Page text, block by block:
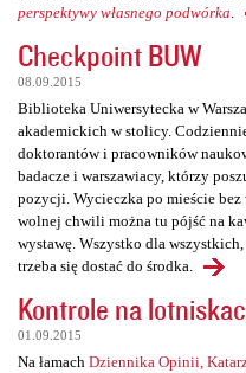
perspektywy własnego podwórka
Checkpoint BUW
08.09.2015
Biblioteka Uniwersytecka w
akademickich w stolicy.
doktorantów i pracowników
badacze i warszawiacy, którzy
pozycji. Wycieczka po mieście
wolnej chwili można tu pójść na
wystawę. Wszystko dla
trzeba się dostać do środka.
Kontrole na
01.09.2015
Na łamach Dziennika Opinii,